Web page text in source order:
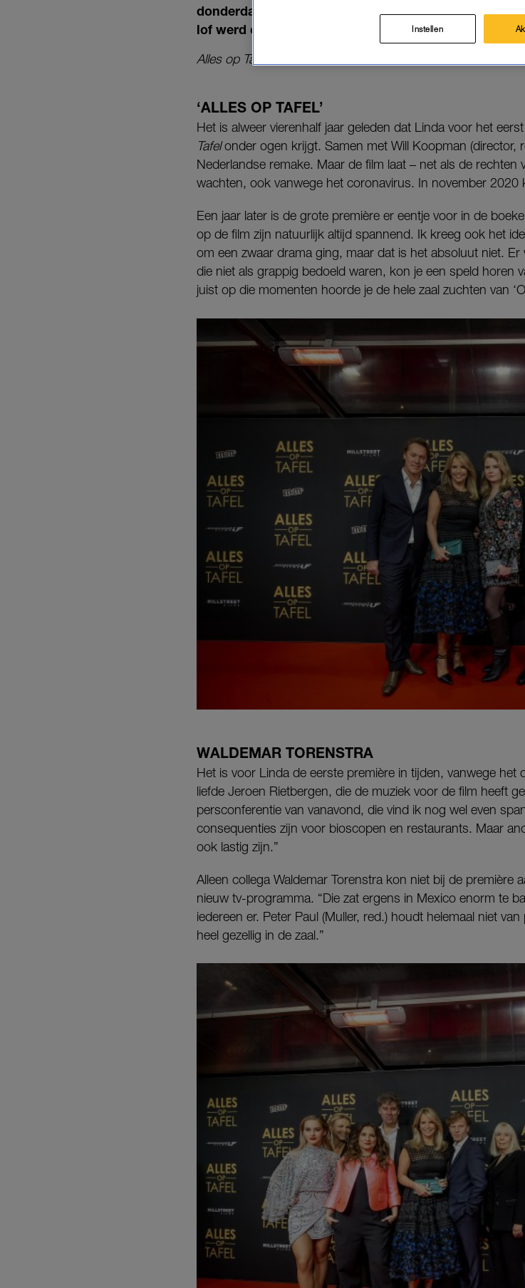
donderdag in de bioscoop. Zelf was ze maandag
lof werd ontvangen.
Alles op Tafel
‘ALLES OP TAFEL’
Het is alweer vierenhalf jaar geleden dat Linda voor het
Tafelonder ogen krijgt. Samen met Will Koopman (director,
Nederlandse remake. Maar de film laat – net als de
wachten, ook vanwege het coronavirus. In november 2020
Een jaar later is de grote première er eentje voor in de
op de film zijn natuurlijk altijd spannend. Ik kreeg ook het
om een zwaar drama ging, maar dat is het absoluut niet.
die niet als grappig bedoeld waren, kon je een speld horen
juist op die momenten hoorde je de hele zaal zuchten van
WALDEMAR TORENSTRA
Het is voor Linda de eerste première in tijden, vanwege
liefde Jeroen Rietbergen, die de muziek voor de film heeft
persconferentie van vanavond, die vind ik nog wel even
consequenties zijn voor bioscopen en restaurants. Maar
ook lastig zijn.”
Alleen collega Waldemar Torenstra kon niet bij de première
nieuw tv-programma. “Die zat ergens in Mexico enorm te
iedereen er. Peter Paul (Muller, red.) houdt helemaal niet
heel gezellig in de zaal.”
Instellen